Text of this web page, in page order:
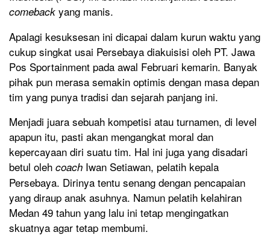
comeback yang manis.
Apalagi kesuksesan ini dicapai dalam kurun waktu yang
cukup singkat usai Persebaya diakuisisi oleh PT. Jawa
Pos Sportainment pada awal Februari kemarin. Banyak
pihak pun merasa semakin optimis dengan masa depan
tim yang punya tradisi dan sejarah panjang ini.
Menjadi juara sebuah kompetisi atau turnamen, di level
apapun itu, pasti akan mengangkat moral dan
kepercayaan diri suatu tim. Hal ini juga yang disadari
betul oleh coach Iwan Setiawan, pelatih kepala
Persebaya. Dirinya tentu senang dengan pencapaian
yang diraup anak asuhnya. Namun pelatih kelahiran
Medan 49 tahun yang lalu ini tetap mengingatkan
skuatnya agar tetap membumi.